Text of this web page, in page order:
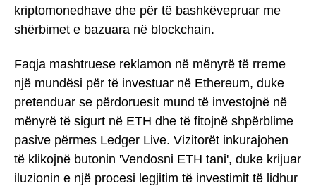
kriptomonedhave dhe për të bashkëvepruar me
shërbimet e bazuara në blockchain.
Faqja mashtruese reklamon në mënyrë të rreme
një mundësi për të investuar në Ethereum, duke
pretenduar se përdoruesit mund të investojnë në
mënyrë të sigurt në ETH dhe të fitojnë shpërblime
pasive përmes Ledger Live. Vizitorët inkurajohen
të klikojnë butonin 'Vendosni ETH tani', duke krijuar
iluzionin e një procesi legjitim të investimit të lidhur